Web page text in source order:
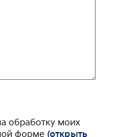
обработку моих
форме (открыть